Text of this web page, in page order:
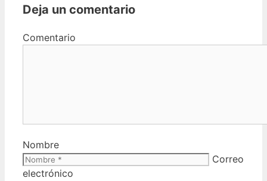
Deja un comentario
Comentario
Nombre
Correo
electrónico